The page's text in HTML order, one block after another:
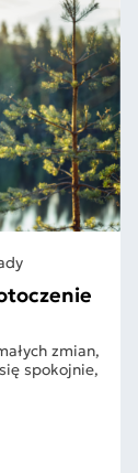
zmian,
spokojnie,